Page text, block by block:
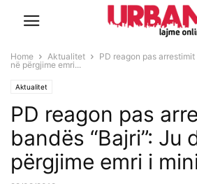
Home Aktualitet
PD reagon pas
në përgjime emri...
Aktualitet
PD reagon pas
bandës “Bajri”: Ju
përgjime emri i